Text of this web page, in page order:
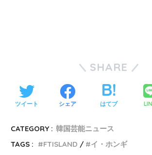
SHARE
ツイート シェア はてブ
CATEGORY : 韓国芸能ニュース
TAGS :
FTISLAND イ・ホンギ